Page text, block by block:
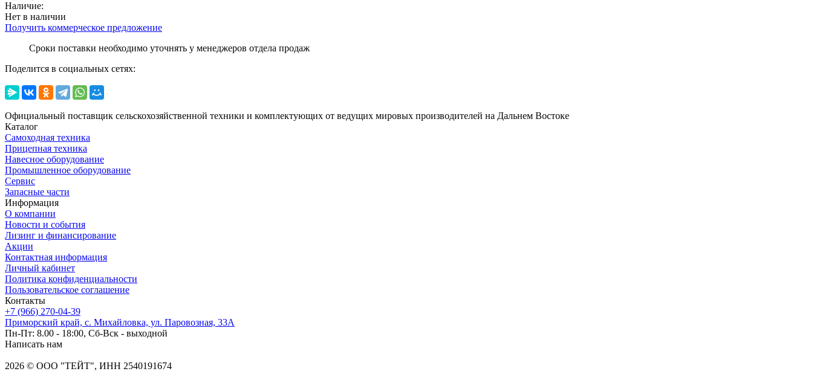
Наличие:
Нет в наличии
Получить коммерческое предложение
Сроки поставки необходимо уточнять у менеджеров отдела продаж
Поделится в социальных сетях:
Официальный поставщик сельскохозяйственной техники и комплектующих от ведущих мировых производителей на Дальнем Востоке
Каталог
Самоходная техника
Прицепная техника
Навесное оборудование
Промышленное оборудование
Сервис
Запасные части
Информация
О компании
Новости и события
Лизинг и финансирование
Акции
Контактная информация
Личный кабинет
Политика конфиденциальности
Пользовательское соглашение
Контакты
+7 (966) 270-04-39
Приморский край, с. Михайловка, ул. Паровозная, 33А
Пн-Пт: 8.00 - 18:00, Сб-Вск - выходной
Написать нам
2026 © OOO "ТЕЙТ", ИНН 2540191674